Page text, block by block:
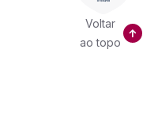
Voltar
ao topo